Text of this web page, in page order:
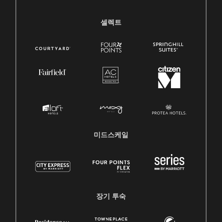
셀렉트
미드스케일
장기 투숙